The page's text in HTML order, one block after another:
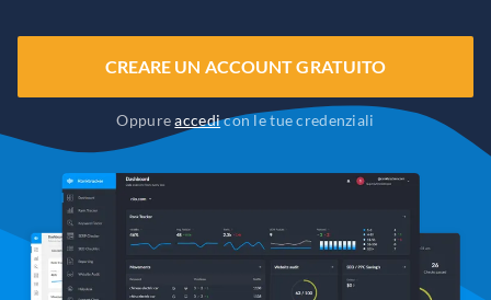
CREARE UN ACCOUNT GRATUITO
Oppureaccedicon le tue credenziali